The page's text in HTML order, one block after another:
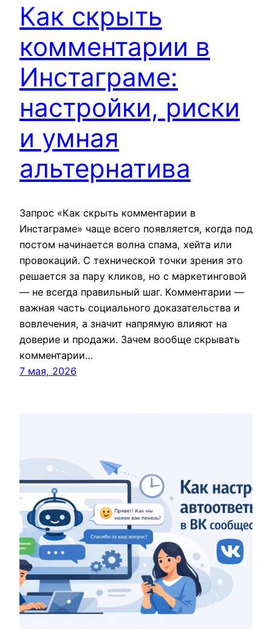
Как скрыть
комментарии в
Инстаграме:
настройки, риски
и умная
альтернатива
Запрос «Как скрыть комментарии в
Инстаграме» чаще всего появляется, когда под
постом начинается волна спама, хейта или
провокаций. С технической точки зрения это
решается за пару кликов, но с маркетинговой
— не всегда правильный шаг. Комментарии —
важная часть социального доказательства и
вовлечения, а значит напрямую влияют на
доверие и продажи. Зачем вообще скрывать
комментарии…
7 мая, 2026